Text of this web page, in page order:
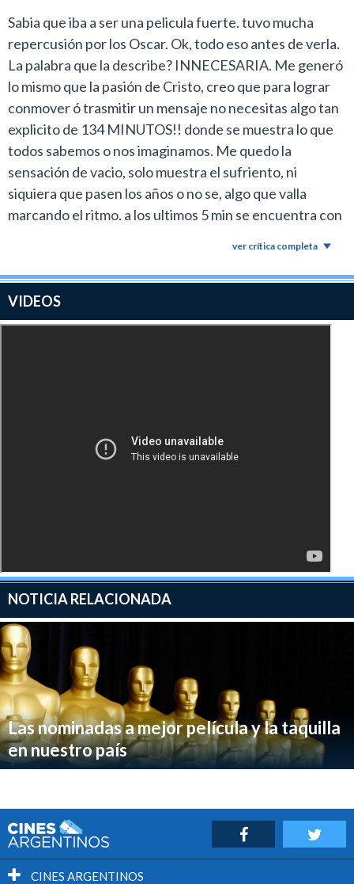
Sabia que iba a ser una pelicula fuerte. tuvo mucha
repercusión por los Oscar. Ok, todo eso antes de verla.
La palabra que la describe? INNECESARIA. Me generó
lo mismo que la pasión de Cristo, creo que para lograr
conmover ó trasmitir un mensaje no necesitas algo tan
explicito de 134 MINUTOS!! donde se muestra lo que
todos sabemos o nos imaginamos. Me quedo la
sensación de vacio, solo muestra el sufriento, ni
siquiera que pasen los años o no se, algo que valla
marcando el ritmo. a los ultimos 5 min se encuentra con
protagonista es igual en toooooda la pelicula.
ver crítica completa
VIDEOS
NOTICIA RELACIONADA
Las nominadas a mejor película y la taquilla
en nuestro país
CINES ARGENTINOS